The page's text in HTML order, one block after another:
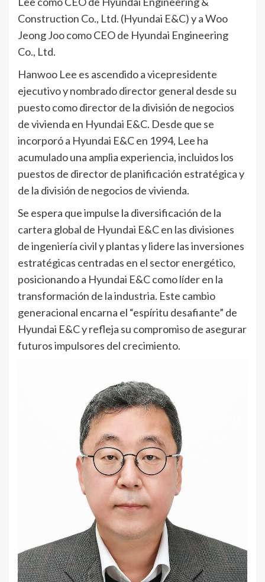
Construction Co., Ltd. (Hyundai E&C) y a Woo
Jeong Joo como CEO de Hyundai Engineering
Co., Ltd.
Hanwoo Lee es ascendido a vicepresidente
ejecutivo y nombrado director general desde su
puesto como director de la división de negocios
de vivienda en Hyundai E&C. Desde que se
incorporó a Hyundai E&C en 1994, Lee ha
acumulado una amplia experiencia, incluidos los
puestos de director de planificación estratégica y
de la división de negocios de vivienda.
Se espera que impulse la diversificación de la
cartera global de Hyundai E&C en las divisiones
de ingeniería civil y plantas y lidere las inversiones
estratégicas centradas en el sector energético,
posicionando a Hyundai E&C como líder en la
transformación de la industria. Este cambio
generacional encarna el “espíritu desafiante” de
Hyundai E&C y refleja su compromiso de asegurar
futuros impulsores del crecimiento.